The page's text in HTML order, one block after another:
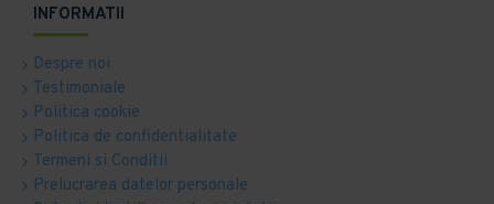
INFORMATII
Despre noi
Testimoniale
Politica cookie
Politica de confidentialitate
Termeni si Conditii
Prelucrarea datelor personale